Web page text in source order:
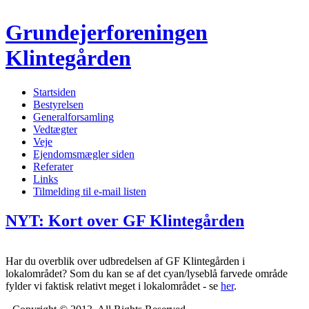
Grundejerforeningen
Klintegården
Startsiden
Bestyrelsen
Generalforsamling
Vedtægter
Veje
Ejendomsmægler siden
Referater
Links
Tilmelding til e-mail listen
NYT: Kort over GF Klintegården
Har du overblik over udbredelsen af GF Klintegården i
lokalområdet? Som du kan se af det cyan/lyseblå farvede område
fylder vi faktisk relativt meget i lokalområdet - se her.